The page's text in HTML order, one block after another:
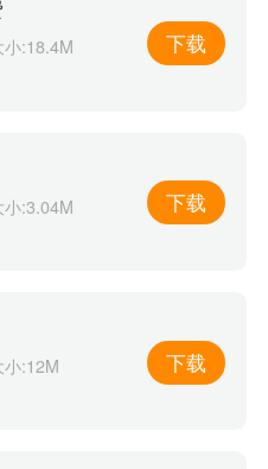
小:18.4M 下载
小:3.04M 下载
小:12M 下载